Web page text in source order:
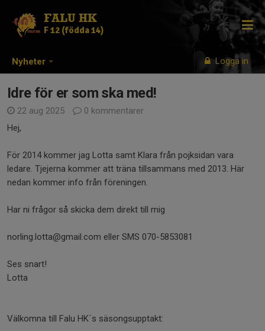
Nyheter Logga in
FALU HK
F 12 (födda 14)
Idre för er som ska med!
22 aug 2025
0 kommentarer
Hej,
För 2014 kommer jag Lotta samt Klara från pojksidan vara
ledare. Tjejerna kommer att träna tillsammans med 2013. Här
nedan kommer info från föreningen.
Har ni frågor så skicka dem direkt till mig
norling.lotta@gmail.com eller SMS 070-5853081
Ses snart!
Lotta
Välkomna till Falu HK´s säsongsupptakt: